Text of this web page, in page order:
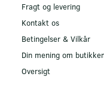
Fragt og levering
Kontakt os
Betingelser & Vilkår
Din mening om
Oversigt